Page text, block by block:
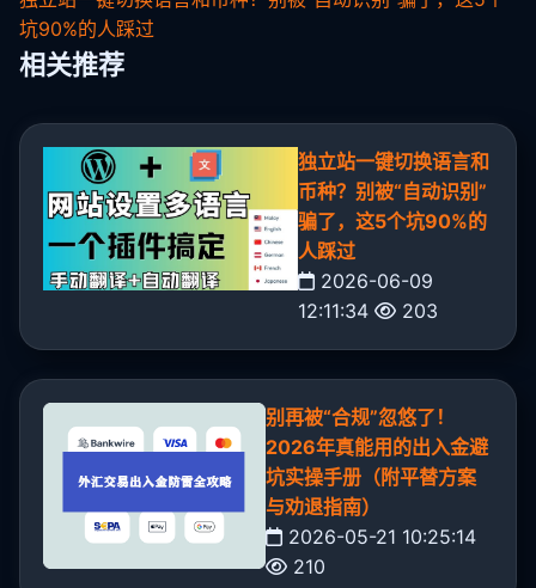
坑90%的人踩过
相关推荐
独立站一键切换语言和
币种？别被“自动识别”
骗了，这5个坑90%的
人踩过
2026-06-09
12:11:34
203
别再被“合规”忽悠了！
2026年真能用的出入金避
坑实操手册（附平替方案
与劝退指南）
2026-05-21 10:25:14
210